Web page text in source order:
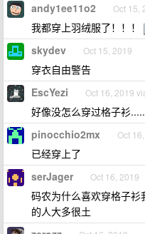
andy1ee11o2 Oct 15,
我都穿上羽绒服了！！！
skydev Oct 15, 2019
穿衣自由警告
EscYezi Oct 16, 2019
好像没怎么穿过格子衫
pinocchio2mx Oct
已经穿上了
serJager Oct 16, 2019
码农为什么喜欢穿格子
的人大多很土